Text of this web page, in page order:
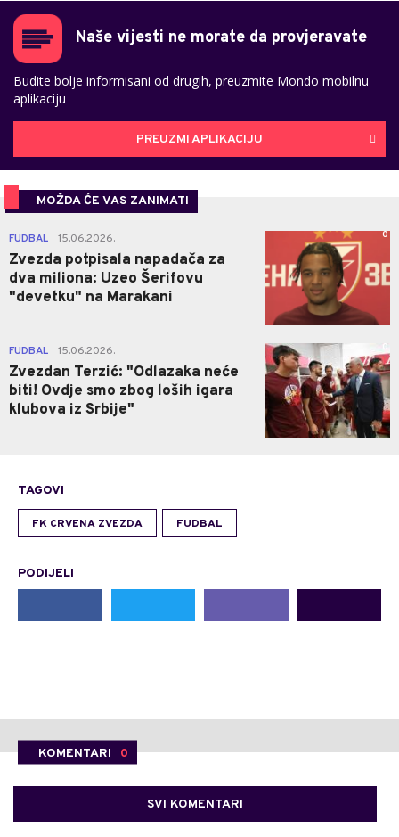
Naše vijesti ne morate da provjeravate
Budite bolje informisani od drugih, preuzmite Mondo mobilnu
aplikaciju
PREUZMI APLIKACIJU
MOŽDA ĆE VAS ZANIMATI
FUDBAL 15.06.2026.
Zvezda potpisala napadača za
dva miliona: Uzeo Šerifovu
"devetku" na Marakani
0
FUDBAL 15.06.2026.
Zvezdan Terzić: "Odlazaka neće
biti! Ovdje smo zbog loših igara
klubova iz Srbije"
0
TAGOVI
FK CRVENA ZVEZDA FUDBAL
PODIJELI
KOMENTARI 0
SVI KOMENTARI